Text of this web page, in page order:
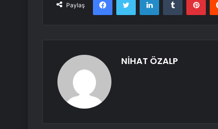
Paylaş
NİHAT ÖZALP